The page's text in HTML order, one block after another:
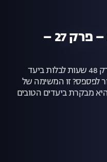
חופשה ב – 48 שעות – פרק 27 –
חופשה ב- 48 שעות אם היה לכם רק 48 שעות לבלות ביעד
לפספס? זו המשימה של
מבקרת ביעדים הטובים